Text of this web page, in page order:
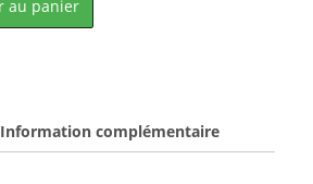
au panier
Information complémentaire